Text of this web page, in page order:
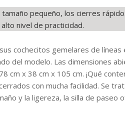
pequeño, los cierres
nivel de practicidad.
cochecitos gemelares de
del modelo. Las dimensiones
cm x 38 cm x 105 cm. ¡Qué
con mucha facilidad. Se
y la ligereza, la silla de paseo